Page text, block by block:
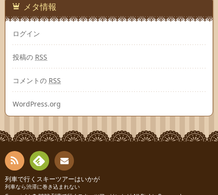
メタ情報
ログイン
投稿の RSS
コメントの RSS
WordPress.org
RSS
Fee
お問
列車で行くスキーツアーはいかが
列車なら渋滞に巻き込まれない